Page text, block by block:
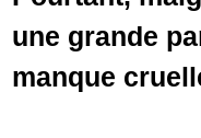
une grande
manque